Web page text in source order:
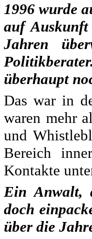
1996 wurde
auf Auskunft
Jahren
überhaupt
Das war in
waren mehr
und
Bereich
Kontakte
Ein Anwalt,
doch
über die